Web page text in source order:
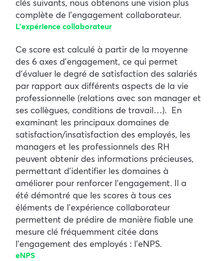
clés suivants, nous obtenons une vision plus
complète de l’engagement collaborateur.
L’expérience collaborateur
Ce score est calculé à partir de la moyenne
des 6 axes d’engagement, ce qui permet
d’évaluer le degré de satisfaction des salariés
par rapport aux différents aspects de la vie
professionnelle (relations avec son manager et
ses collègues, conditions de travail…). En
examinant les principaux domaines de
satisfaction/insatisfaction des employés, les
managers et les professionnels des RH
peuvent obtenir des informations précieuses,
permettant d’identifier les domaines à
améliorer pour renforcer l’engagement. Il a
été démontré que les scores à tous ces
éléments de l’expérience collaborateur
permettent de prédire de manière fiable une
mesure clé fréquemment citée dans
l’engagement des employés : l’eNPS.
eNPS